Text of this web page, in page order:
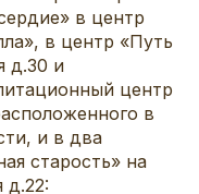
в центр
в центр «Путь
д.30 и
центр
в
и в два
старость» на
д.22: